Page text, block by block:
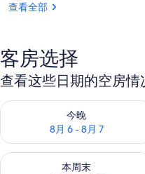
查看全部
客房选择
查看这些日期的空房情
今晚
8月 6 - 8月 7
查看今晚的空房情况：8月 6 -
本周末
查看本周末的空房情况：8月